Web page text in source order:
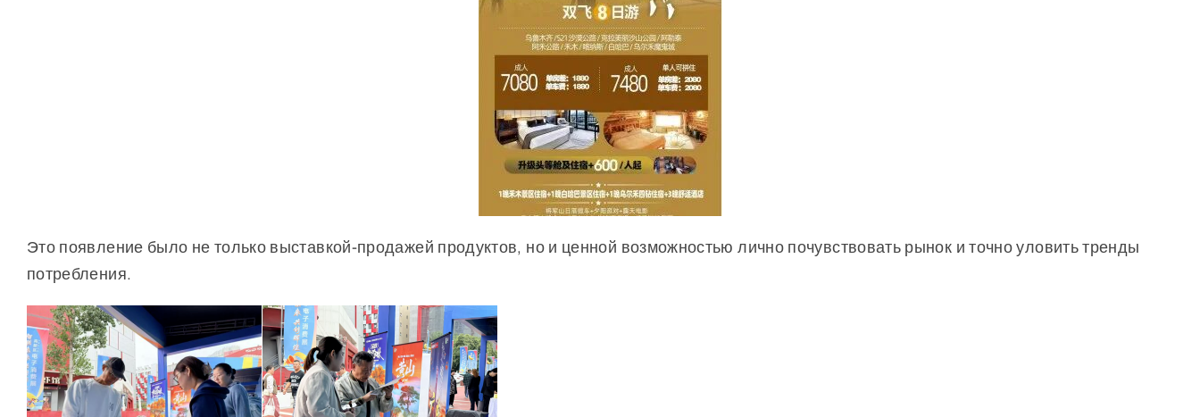
Это появление было не только выставкой-продажей продуктов, но и ценной возможностью лично почувствовать рынок и точно уловить тренды
потребления.